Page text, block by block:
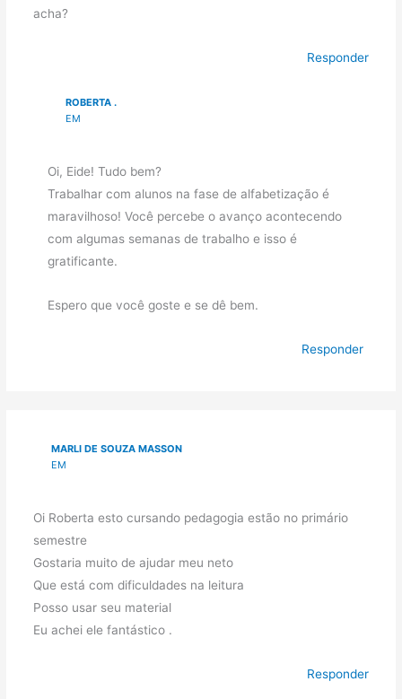
acha?
Responder
ROBERTA .
EM
Oi, Eide! Tudo bem?
Trabalhar com alunos na fase de alfabetização é
maravilhoso! Você percebe o avanço acontecendo
com algumas semanas de trabalho e isso é
gratificante.
Espero que você goste e se dê bem.
Responder
MARLI DE SOUZA MASSON
EM
Oi Roberta esto cursando pedagogia estão no primário
semestre
Gostaria muito de ajudar meu neto
Que está com dificuldades na leitura
Posso usar seu material
Eu achei ele fantástico .
Responder